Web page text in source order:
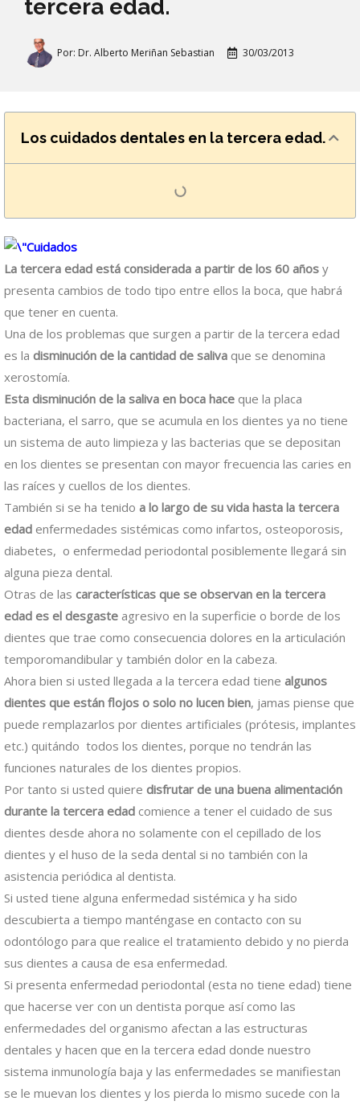
tercera edad.
Por: Dr. Alberto Meriñan Sebastian 30/03/2013
Los cuidados dentales en la tercera edad.
La tercera edad está considerada a partir de los 60 años y
presenta cambios de todo tipo entre ellos la boca, que habrá
que tener en cuenta.
Una de los problemas que surgen a partir de la tercera edad
es la disminución de la cantidad de saliva que se denomina
xerostomía.
Esta disminución de la saliva en boca hace que la placa
bacteriana, el sarro, que se acumula en los dientes ya no tiene
un sistema de auto limpieza y las bacterias que se depositan
en los dientes se presentan con mayor frecuencia las caries en
las raíces y cuellos de los dientes.
También si se ha tenido a lo largo de su vida hasta la tercera
edad enfermedades sistémicas como infartos, osteoporosis,
diabetes, o enfermedad periodontal posiblemente llegará sin
alguna pieza dental.
Otras de las características que se observan en la tercera
edad es el desgaste agresivo en la superficie o borde de los
dientes que trae como consecuencia dolores en la articulación
temporomandibular y también dolor en la cabeza.
Ahora bien si usted llegada a la tercera edad tiene algunos
dientes que están flojos o solo no lucen bien, jamas piense que
puede remplazarlos por dientes artificiales (prótesis, implantes
etc.) quitándo todos los dientes, porque no tendrán las
funciones naturales de los dientes propios.
Por tanto si usted quiere disfrutar de una buena alimentación
durante la tercera edad comience a tener el cuidado de sus
dientes desde ahora no solamente con el cepillado de los
dientes y el huso de la seda dental si no también con la
asistencia periódica al dentista.
Si usted tiene alguna enfermedad sistémica y ha sido
descubierta a tiempo manténgase en contacto con su
odontólogo para que realice el tratamiento debido y no pierda
sus dientes a causa de esa enfermedad.
Si presenta enfermedad periodontal (esta no tiene edad) tiene
que hacerse ver con un dentista porque así como las
enfermedades del organismo afectan a las estructuras
dentales y hacen que en la tercera edad donde nuestro
sistema inmunología baja y las enfermedades se manifiestan
se le muevan los dientes y los pierda lo mismo sucede con la